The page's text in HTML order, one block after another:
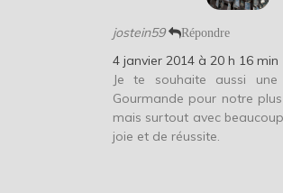
jostein59 Répondre
4 janvier 2014 à 20 h 16 min
Je te souhaite aussi une
Gourmande pour notre
mais surtout avec
joie et de réussite.